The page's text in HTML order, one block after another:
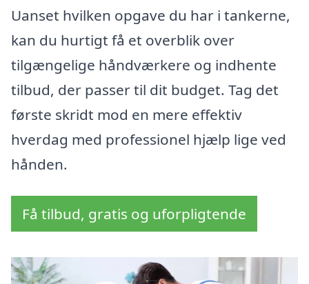
Uanset hvilken opgave du har i tankerne,
kan du hurtigt få et overblik over
tilgængelige håndværkere og indhente
tilbud, der passer til dit budget. Tag det
første skridt mod en mere effektiv
hverdag med professionel hjælp lige ved
hånden.
Få tilbud, gratis og uforpligtende